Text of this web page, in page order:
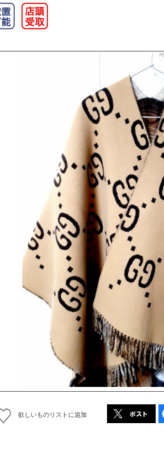
欲しいものリストに追加